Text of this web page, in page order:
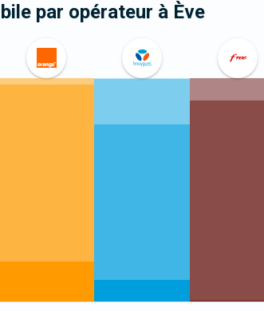
par opérateur à Ève